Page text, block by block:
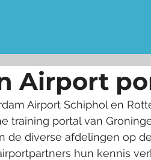
Airport
Airport Schiphol en
training portal van
de diverse afdelingen op
hun kennis